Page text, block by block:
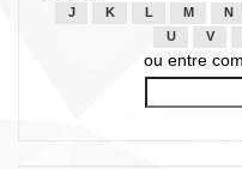
J
K L M N
U
V
ou entre